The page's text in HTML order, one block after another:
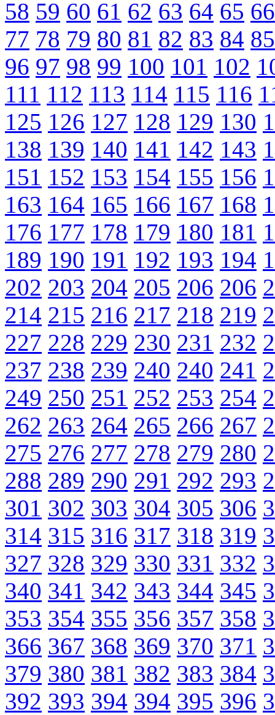
58 59 60 61 62 63 64 65 66
77 78 79 80 81 82 83 84 85
96 97 98 99 100 101 102
111 112 113 114 115 116
125 126 127 128 129 130
138 139 140 141 142 143
151 152 153 154 155 156
163 164 165 166 167 168
176 177 178 179 180 181
189 190 191 192 193 194
202 203 204 205 206 206
214 215 216 217 218 219
227 228 229 230 231 232
237 238 239 240 240 241
249 250 251 252 253 254
262 263 264 265 266 267
275 276 277 278 279 280
288 289 290 291 292 293
301 302 303 304 305 306
314 315 316 317 318 319
327 328 329 330 331 332
340 341 342 343 344 345
353 354 355 356 357 358
366 367 368 369 370 371
379 380 381 382 383 384
392 393 394 394 395 396